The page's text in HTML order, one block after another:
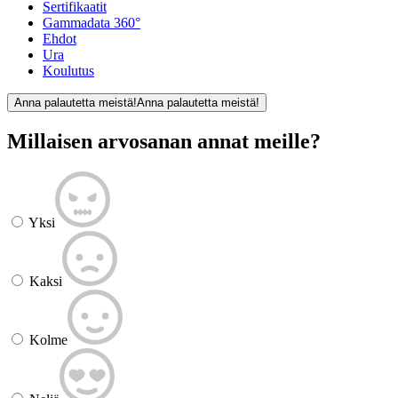
Sertifikaatit
Gammadata 360°
Ehdot
Ura
Koulutus
Anna palautetta meistä!Anna palautetta meistä!
Millaisen arvosanan annat meille?
Yksi
Kaksi
Kolme